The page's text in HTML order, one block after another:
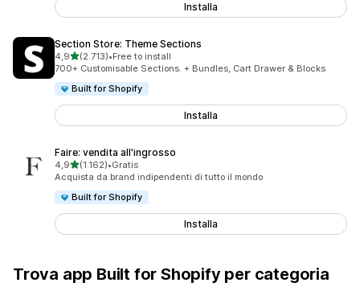
Installa
Section Store: Theme Sections
4,9stelle su 5
(2.713)
2713 recensioni totali
•Free to install
700+ Customisable Sections. + Bundles, Cart Drawer & Blocks
Built for Shopify
Installa
Faire: vendita all'ingrosso
4,9stelle su 5
(1.162)
1162 recensioni totali
•Gratis
Acquista da brand indipendenti di tutto il mondo
Built for Shopify
Installa
Trova app Built for Shopify per categoria